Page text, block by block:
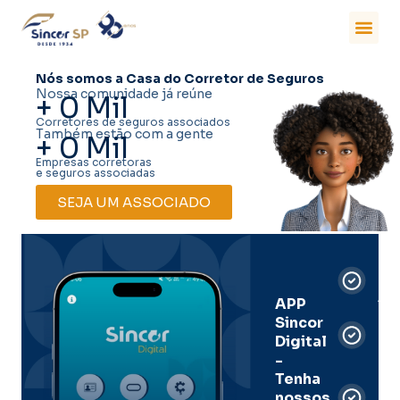
Nós somos a Casa do Corretor de Seguros
Nossa comunidade já reúne
+0 Mil
Corretores de seguros associados
Também estão com a gente
+0Mil
Empresas corretoras
e seguros associadas
SEJA UM ASSOCIADO
APP
Sincor
Digital
-
Tenha